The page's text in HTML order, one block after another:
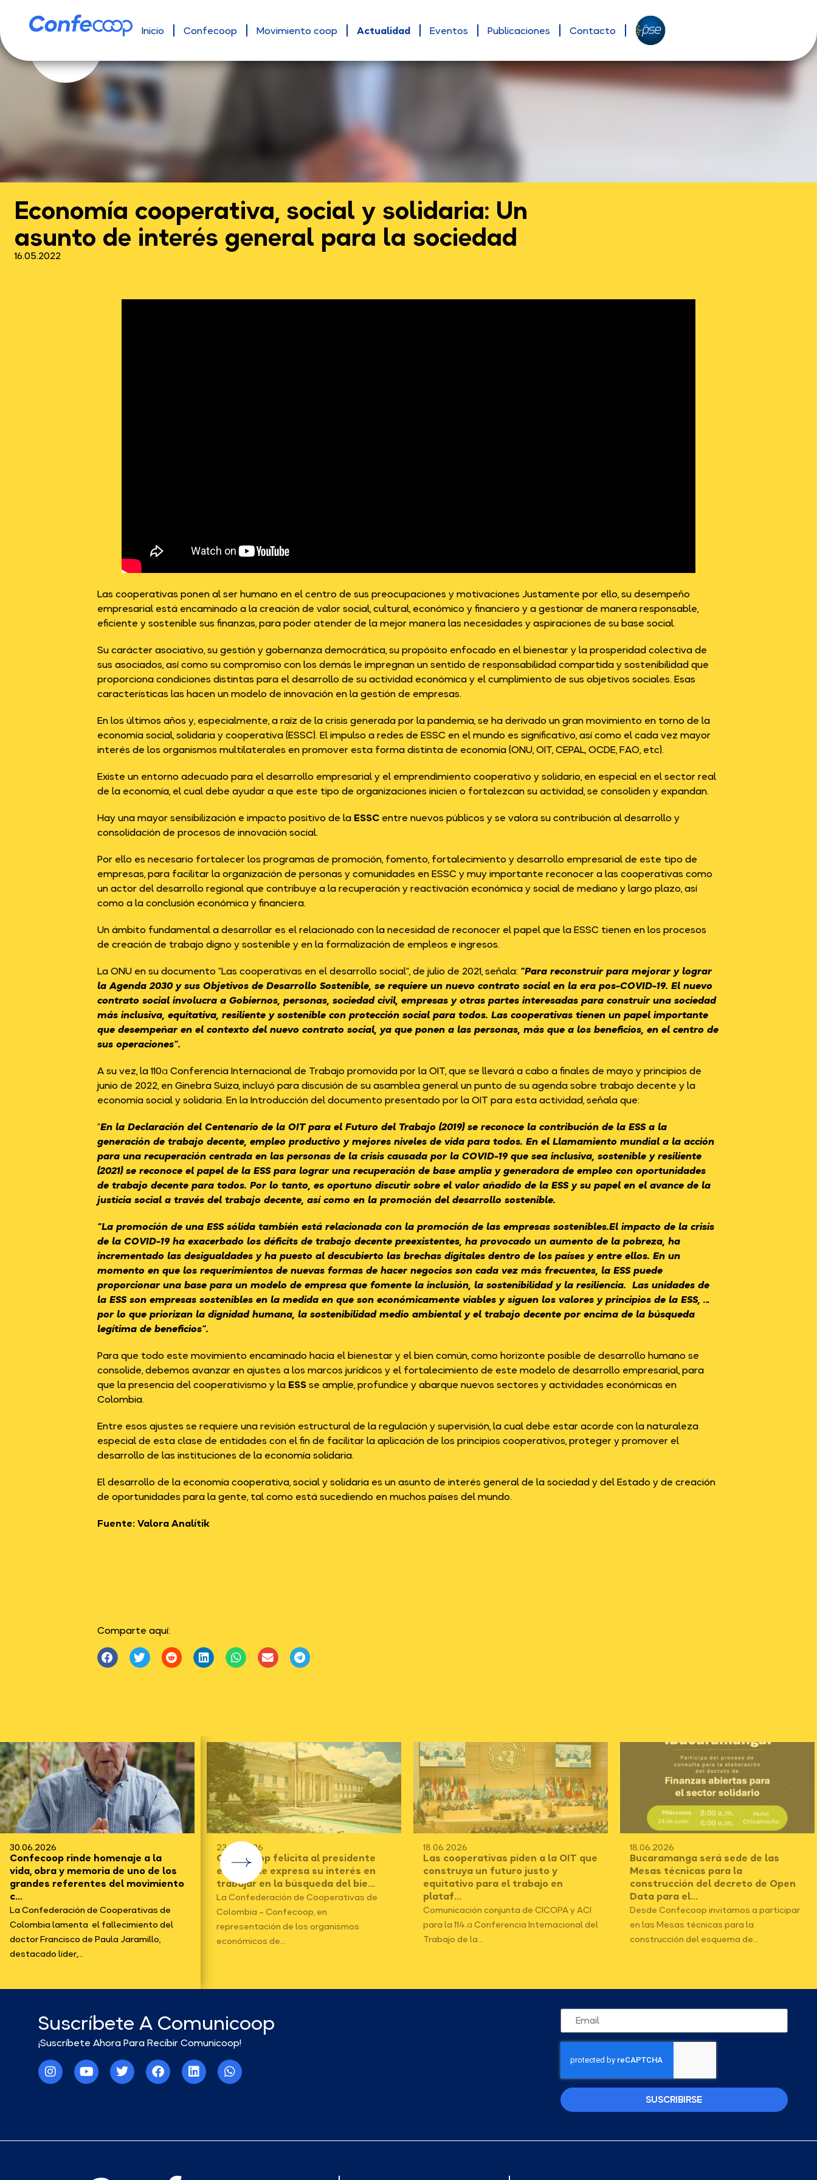
Inicio Confecoop Movimiento coop Actualidad Eventos Publicaciones Contacto
Economía cooperativa, social y solidaria: Un
asunto de interés general para la sociedad
16.05.2022
Las cooperativas ponen al ser humano en el centro de sus preocupaciones y motivaciones Justamente por ello, su desempeño
empresarial está encaminado a la creación de valor social, cultural, económico y financiero y a gestionar de manera responsable,
eficiente y sostenible sus finanzas, para poder atender de la mejor manera las necesidades y aspiraciones de su base social.
Su carácter asociativo, su gestión y gobernanza democrática, su propósito enfocado en el bienestar y la prosperidad colectiva de
sus asociados, así como su compromiso con los demás le impregnan un sentido de responsabilidad compartida y sostenibilidad que
proporciona condiciones distintas para el desarrollo de su actividad económica y el cumplimiento de sus objetivos sociales. Esas
características las hacen un modelo de innovación en la gestión de empresas.
En los últimos años y, especialmente, a raíz de la crisis generada por la pandemia, se ha derivado un gran movimiento en torno de la
economía social, solidaria y cooperativa (ESSC). El impulso a redes de ESSC en el mundo es significativo, así como el cada vez mayor
interés de los organismos multilaterales en promover esta forma distinta de economía (ONU, OIT, CEPAL, OCDE, FAO, etc).
Existe un entorno adecuado para el desarrollo empresarial y el emprendimiento cooperativo y solidario, en especial en el sector real
de la economía, el cual debe ayudar a que este tipo de organizaciones inicien o fortalezcan su actividad, se consoliden y expandan.
Hay una mayor sensibilización e impacto positivo de laESSCentre nuevos públicos y se valora su contribución al desarrollo y
consolidación de procesos de innovación social.
Por ello es necesario fortalecer los programas de promoción, fomento, fortalecimiento y desarrollo empresarial de este tipo de
empresas, para facilitar la organización de personas y comunidades en ESSC y muy importante reconocer a las cooperativas como
un actor del desarrollo regional que contribuye a la recuperación y reactivación económica y social de mediano y largo plazo, así
como a la conclusión económica y financiera.
Un ámbito fundamental a desarrollar es el relacionado con la necesidad de reconocer el papel que la ESSC tienen en los procesos
de creación de trabajo digno y sostenible y en la formalización de empleos e ingresos.
La ONU en su documento “Las cooperativas en el desarrollo social”, de julio de 2021, señala: “Para reconstruir para mejorar y lograr
la Agenda 2030 y sus Objetivos de Desarrollo Sostenible, se requiere un nuevo contrato social en la era pos-COVID-19. El nuevo
contrato social involucra a Gobiernos, personas, sociedad civil, empresas y otras partes interesadas para construir una sociedad
más inclusiva, equitativa, resiliente y sostenible con protección social para todos. Las cooperativas tienen un papel importante
que desempeñar en el contexto del nuevo contrato social, ya que ponen a las personas, más que a los beneficios, en el centro de
sus operaciones”.
A su vez, la 110ª Conferencia Internacional de Trabajo promovida por la OIT, que se llevará a cabo a finales de mayo y principios de
junio de 2022, en Ginebra Suiza, incluyó para discusión de su asamblea general un punto de su agenda sobre trabajo decente y la
economía social y solidaria. En la Introducción del documento presentado por la OIT para esta actividad, señala que:
“En la Declaración del Centenario de laOITpara el Futuro del Trabajo (2019) se reconoce la contribución de la ESS a la
generación de trabajo decente, empleo productivo y mejores niveles de vida para todos. En el Llamamiento mundial a la acción
para una recuperación centrada en las personas de la crisis causada por la COVID-19 que sea inclusiva, sostenible y resiliente
(2021) se reconoce el papel de la ESS para lograr una recuperación de base amplia y generadora de empleo con oportunidades
de trabajo decente para todos. Por lo tanto, es oportuno discutir sobre el valor añadido de la ESS y su papel en el avance de la
justicia social a través del trabajo decente, así como en la promoción del desarrollo sostenible.
“La promoción de una ESS sólida también está relacionada con la promoción de las empresas sostenibles.El impacto de la crisis
de la COVID-19 ha exacerbado los déficits de trabajo decente preexistentes, ha provocado un aumento de la pobreza, ha
incrementado las desigualdades y ha puesto al descubierto las brechas digitales dentro de los países y entre ellos. En un
momento en que los requerimientos de nuevas formas de hacer negocios son cada vez más frecuentes, la ESS puede
proporcionar una base para un modelo de empresa que fomente la inclusión, la sostenibilidad y la resiliencia. Las unidades de
la ESS son empresas sostenibles en la medida en que son económicamente viables y siguen los valores y principios de la ESS, …
por lo que priorizan la dignidad humana, la sostenibilidad medio ambiental y el trabajo decente por encima de la búsqueda
legítima de beneficios”.
Para que todo este movimiento encaminado hacia el bienestar y el bien común, como horizonte posible de desarrollo humano se
consolide, debemos avanzar en ajustes a los marcos jurídicos y el fortalecimiento de este modelo de desarrollo empresarial, para
que la presencia del cooperativismo y laESSse amplíe, profundice y abarque nuevos sectores y actividades económicas en
Colombia.
Entre esos ajustes se requiere una revisión estructural de la regulación y supervisión, la cual debe estar acorde con la naturaleza
especial de esta clase de entidades con el fin de facilitar la aplicación de los principios cooperativos, proteger y promover el
desarrollo de las instituciones de la economía solidaria.
El desarrollo de la economía cooperativa, social y solidaria es un asunto de interés general de la sociedad y del Estado y de creación
de oportunidades para la gente, tal como está sucediendo en muchos países del mundo.
Fuente: Valora Analítik
Comparte aquí:
30.06.2026
Confecoop rinde homenaje a la
vida, obra y memoria de uno de los
grandes referentes del movimiento
c...
La Confederación de Cooperativas de
Colombia lamenta el fallecimiento del
doctor Francisco de Paula Jaramillo,
destacado líder,...
23.06.2026
Confecoop felicita al presidente
electo y le expresa su interés en
trabajar en la búsqueda del bie...
La Confederación de Cooperativas de
Colombia – Confecoop, en
representación de los organismos
económicos de...
18.06.2026
Las cooperativas piden a la OIT que
construya un futuro justo y
equitativo para el trabajo en
plataf...
Comunicación conjunta de CICOPA y ACI
para la 114.ª Conferencia Internacional del
Trabajo de la...
18.06.2026
Bucaramanga será sede de las
Mesas técnicas para la
construcción del decreto de Open
Data para el...
Desde Confecoop invitamos a participar
en las Mesas técnicas para la
construcción del esquema de...
Suscríbete A Comunicoop
¡Suscríbete Ahora Para Recibir Comunicoop!
SUSCRIBIRSE